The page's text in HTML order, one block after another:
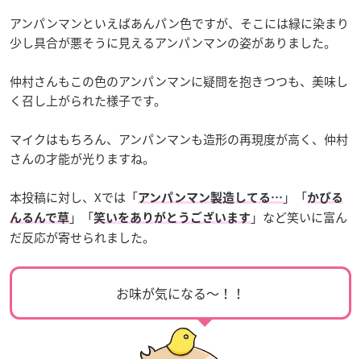
アンパンマンといえばあんパン色ですが、そこには緑に染まり
少し具合が悪そうに見えるアンパンマンの姿がありました。
仲村さんもこの色のアンパンマンに疑問を抱きつつも、美味し
く召し上がられた様子です。
マイクはもちろん、アンパンマンも造形の再現度が高く、仲村
さんの才能が光りますね。
本投稿に対し、Xでは「アンパンマン製造してる… 」「かびる
んるんで草 」「笑いをありがとうございます 」など笑いに富ん
だ反応が寄せられました。
お味が気になる～！！